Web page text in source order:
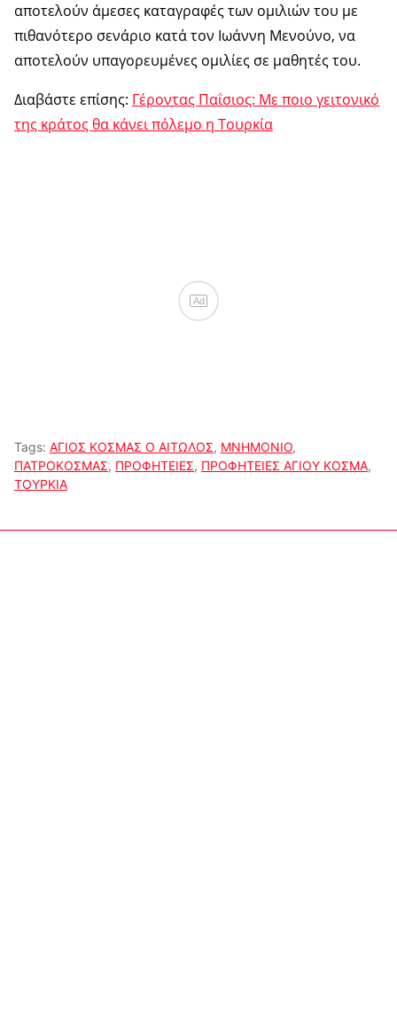
αποτελούν άμεσες καταγραφές των ομιλιών του με
πιθανότερο σενάριο κατά τον Ιωάννη Μενούνο, να
αποτελούν υπαγορευμένες ομιλίες σε μαθητές του.
Διαβάστε επίσης: Γέροντας Παΐσιος: Με ποιο γειτονικό
της κράτος θα κάνει πόλεμο η Τουρκία
Ad
Tags: ΑΓΙΟΣ ΚΟΣΜΑΣ Ο ΑΙΤΩΛΟΣ, ΜΝΗΜΟΝΙΟ,
ΠΑΤΡΟΚΟΣΜΑΣ, ΠΡΟΦΗΤΕΙΕΣ, ΠΡΟΦΗΤΕΙΕΣ ΑΓΙΟΥ ΚΟΣΜΑ,
ΤΟΥΡΚΙΑ